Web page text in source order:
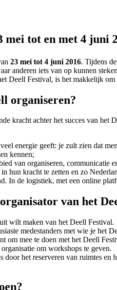
mei tot en met 4 juni
23 mei tot 4 juni 2016. Tijdens
anderen iets van op kunnen
Deell Festival, is het makkelijk
organiseren?
kracht achter het succes van het
energie geeft: je zult zien dat
kennen;
van organiseren, communicatie
hun kracht te zetten en zo
In de logistiek, met een online
van het
wilt maken van het Deell Festival.
medestanders met wie je het
om mee te doen met het Deell
om workshops te geven.
door het reserveren van ruimtes